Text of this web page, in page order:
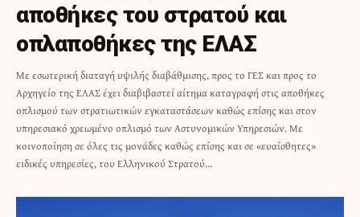
αποθήκες του στρατού και
οπλαποθήκες της ΕΛΑΣ
Με εσωτερική διαταγή υψιλής διαβάθμισης, προς το ΓΕΣ και προς το
Αρχηγείο της ΕΛΑΣ έχει διαβιβαστεί αίτημα καταγραφή στις αποθήκες
οπλισμού των στρατιωτικών εγκαταστάσεων καθώς επίσης και στον
υπηρεσιακό χρεωμένο οπλισμό των Αστυνομικών Υπηρεσιών. Με
κοινοποίηση σε όλες τις μονάδες καθώς επίσης και σε «ευαίσθητες»
ειδικές υπηρεσίες, του Ελληνικού Στρατού…